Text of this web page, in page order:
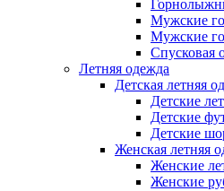
Мужские
Мужские
Спусковая
Летняя одежда
Детская летняя
Детские
Детские
Детские
Женская летняя
Женские
Женские